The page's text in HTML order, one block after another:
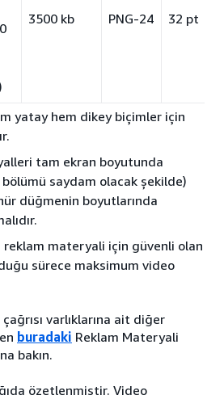
3500 kb PNG-24 32 pt
yatay hem dikey biçimler için
tam ekran boyutunda
bölümü saydam olacak şekilde)
düğmenin boyutlarında
reklam materyali için güvenli olan
sürece maksimum video
varlıklarına ait diğer
buradaki Reklam Materyali
bakın.
özetlenmiştir. Video